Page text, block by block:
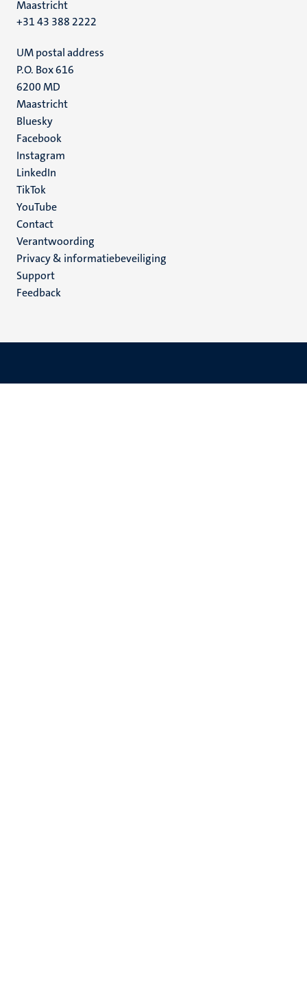
Maastricht
+31 43 388 2222
UM postal address
P.O. Box 616
6200 MD
Maastricht
Social
media
Bluesky
Facebook
Instagram
LinkedIn
TikTok
YouTube
Menu
footer
(NL)
Contact
Verantwoording
Privacy & informatiebeveiliging
Support
Feedback